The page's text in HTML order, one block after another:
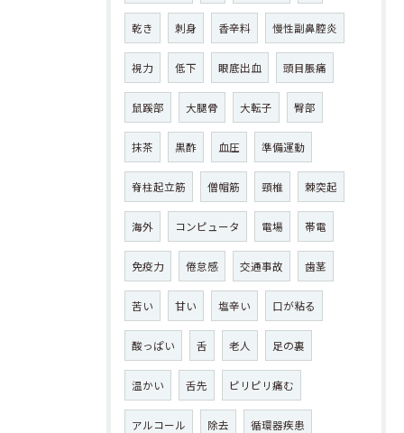
乾き 刺身 香辛料 慢性副鼻腔炎
視力 低下 眼底出血 頭目脹痛
鼠蹊部 大腿骨 大転子 臀部
抹茶 黒酢 血圧 準備運動
脊柱起立筋 僧帽筋 頸椎 棘突起
海外 コンピュータ 電場 帯電
免疫力 倦怠感 交通事故 歯茎
苦い 甘い 塩辛い 口が粘る
酸っぱい 舌 老人 足の裏
温かい 舌先 ピリピリ痛む
アルコール 除去 循環器疾患